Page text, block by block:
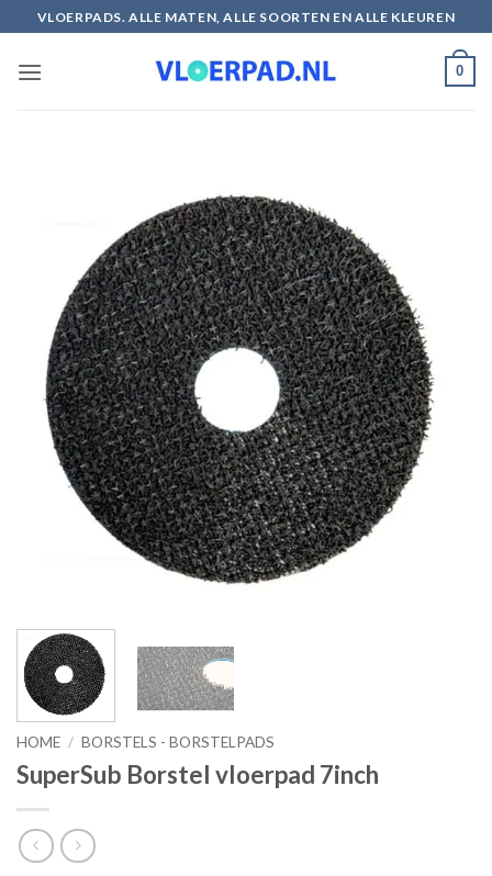
naar
inhoud
VLOERPADS. ALLE MATEN, ALLE SOORTEN EN ALLE KLEUREN
0
HOME / BORSTELS - BORSTELPADS
SuperSub Borstel vloerpad 7inch